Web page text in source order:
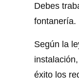
Debes
fontanería.
Según la
éxito los